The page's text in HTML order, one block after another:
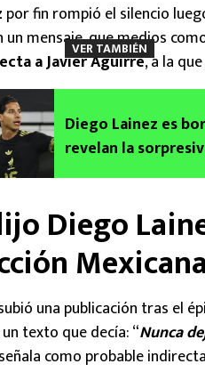
por fin rompió el silencio
un mensaje, que medios
a Javier Aguirre, a la
VER TAMBIÉN
Diego Lainez es
revelan la
Diego
una publicación tras el
texto que decía: “Nunca
como probable